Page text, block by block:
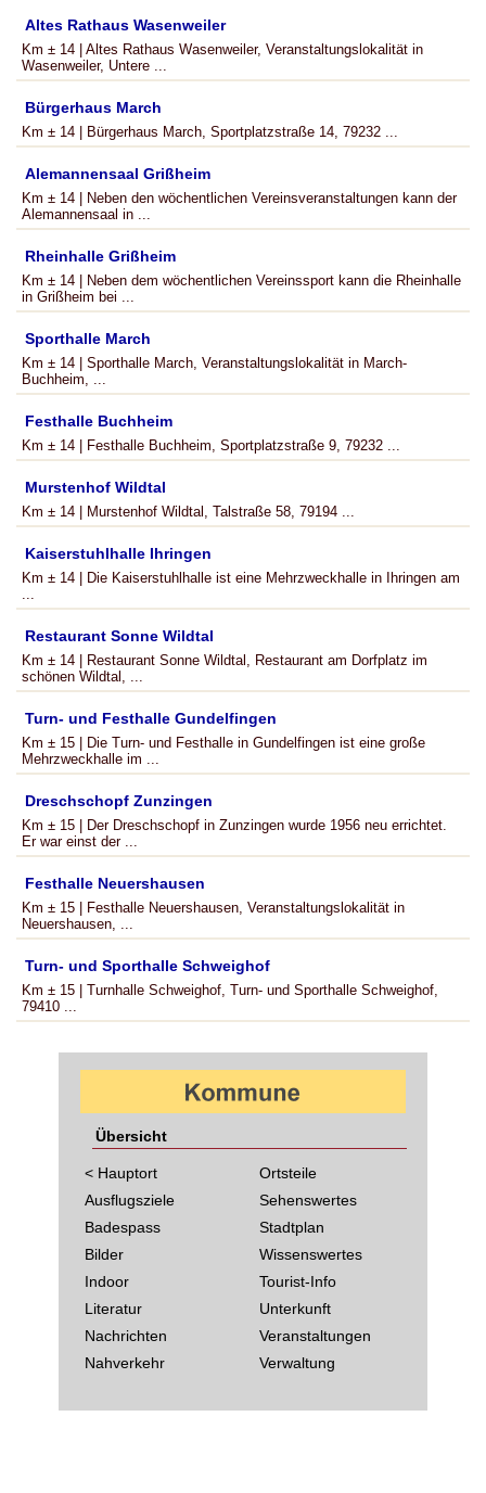
Altes Rathaus Wasenweiler
Km ± 14 | Altes Rathaus Wasenweiler, Veranstaltungslokalität in
Wasenweiler, Untere ...
Bürgerhaus March
Km ± 14 | Bürgerhaus March, Sportplatzstraße 14, 79232 ...
Alemannensaal Grißheim
Km ± 14 | Neben den wöchentlichen Vereinsveranstaltungen kann der
Alemannensaal in ...
Rheinhalle Grißheim
Km ± 14 | Neben dem wöchentlichen Vereinssport kann die Rheinhalle
in Grißheim bei ...
Sporthalle March
Km ± 14 | Sporthalle March, Veranstaltungslokalität in March-
Buchheim, ...
Festhalle Buchheim
Km ± 14 | Festhalle Buchheim, Sportplatzstraße 9, 79232 ...
Murstenhof Wildtal
Km ± 14 | Murstenhof Wildtal, Talstraße 58, 79194 ...
Kaiserstuhlhalle Ihringen
Km ± 14 | Die Kaiserstuhlhalle ist eine Mehrzweckhalle in Ihringen am
...
Restaurant Sonne Wildtal
Km ± 14 | Restaurant Sonne Wildtal, Restaurant am Dorfplatz im
schönen Wildtal, ...
Turn- und Festhalle Gundelfingen
Km ± 15 | Die Turn- und Festhalle in Gundelfingen ist eine große
Mehrzweckhalle im ...
Dreschschopf Zunzingen
Km ± 15 | Der Dreschschopf in Zunzingen wurde 1956 neu errichtet.
Er war einst der ...
Festhalle Neuershausen
Km ± 15 | Festhalle Neuershausen, Veranstaltungslokalität in
Neuershausen, ...
Turn- und Sporthalle Schweighof
Km ± 15 | Turnhalle Schweighof, Turn- und Sporthalle Schweighof,
79410 ...
Übersicht
< Hauptort
Ausflugsziele
Badespass
Bilder
Indoor
Literatur
Nachrichten
Nahverkehr
Ortsteile
Sehenswertes
Stadtplan
Wissenswertes
Tourist-Info
Unterkunft
Veranstaltungen
Verwaltung